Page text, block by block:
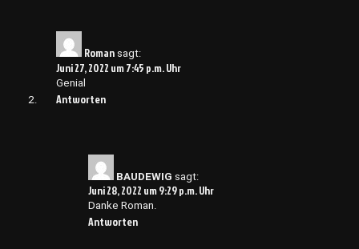
Roman sagt:
Juni 27, 2022 um 7:45 p.m. Uhr
Genial
Antworten
BAUDEWIG sagt:
Juni 28, 2022 um 9:29 p.m. Uhr
Danke Roman.
Antworten